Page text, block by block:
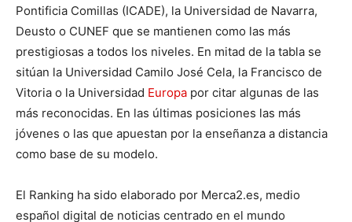
Pontificia Comillas (ICADE), la Universidad de Navarra,
Deusto o CUNEF que se mantienen como las más
prestigiosas a todos los niveles. En mitad de la tabla se
sitúan la Universidad Camilo José Cela, la Francisco de
Vitoria o la Universidad Europa por citar algunas de las
más reconocidas. En las últimas posiciones las más
jóvenes o las que apuestan por la enseñanza a distancia
como base de su modelo.
El Ranking ha sido elaborado por Merca2.es, medio
español digital de noticias centrado en el mundo